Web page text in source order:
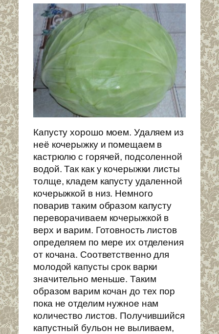
Капусту хорошо моем. Удаляем из
неё кочерыжку и помещаем в
кастрюлю с горячей, подсоленной
водой. Так как у кочерыжки листы
толще, кладем капусту удаленной
кочерыжкой в низ. Немного
поварив таким образом капусту
переворачиваем кочерыжкой в
верх и варим. Готовность листов
определяем по мере их отделения
от кочана. Соответственно для
молодой капусты срок варки
значительно меньше. Таким
образом варим кочан до тех пор
пока не отделим нужное нам
количество листов. Получившийся
капустный бульон не выливаем,